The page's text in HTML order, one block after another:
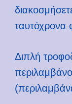
Διπλή